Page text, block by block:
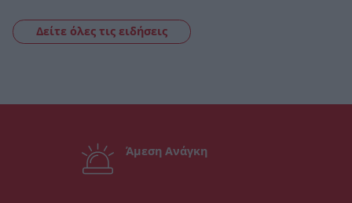
Δείτε όλες τις ειδήσεις
Άμεση Ανάγκη